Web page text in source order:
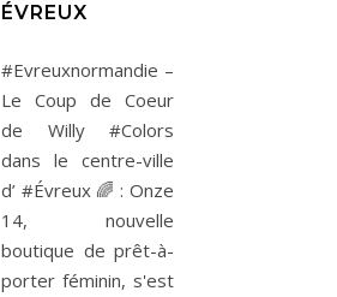
ÉVREUX
#Evreuxnormandie –
Le Coup de Coeur
de Willy #Colors
dans le centre-ville
d’ #Évreux 🌈 : Onze
14, nouvelle
boutique de prêt-à-
porter féminin, s'est